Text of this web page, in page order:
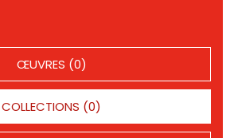
ŒUVRES (0)
COLLECTIONS (0)